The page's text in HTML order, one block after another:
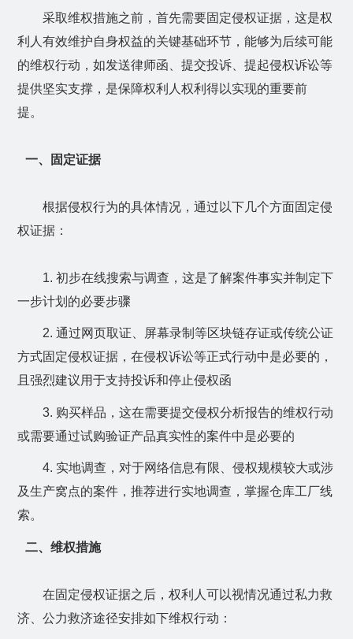
采取维权措施之前，首先需要固定侵权证据，这是权
利人有效维护自身权益的关键基础环节，能够为后续可能
的维权行动，如发送律师函、提交投诉、提起侵权诉讼等
提供坚实支撑，是保障权利人权利得以实现的重要前
提。
一、固定证据
根据侵权行为的具体情况，通过以下几个方面固定侵
权证据：
1.初步在线搜索与调查，这是了解案件事实并制定下
一步计划的必要步骤
2.通过网页取证、屏幕录制等区块链存证或传统公证
方式固定侵权证据，在侵权诉讼等正式行动中是必要的，
且强烈建议用于支持投诉和停止侵权函
3. 购买样品，这在需要提交侵权分析报告的维权行动
或需要通过试购验证产品真实性的案件中是必要的
4. 实地调查，对于网络信息有限、侵权规模较大或涉
及生产窝点的案件，推荐进行实地调查，掌握仓库工厂线
索。
二、维权措施
在固定侵权证据之后，权利人可以视情况通过私力救
济、公力救济途径安排如下维权行动：